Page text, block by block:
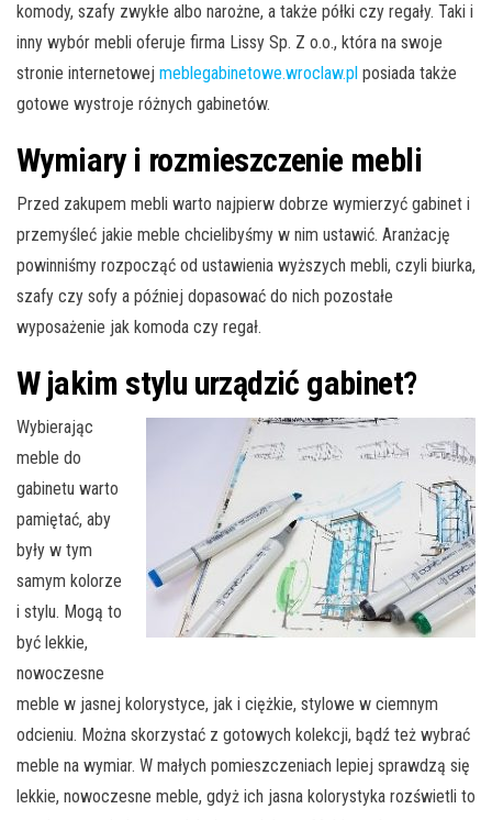
komody, szafy zwykłe albo narożne, a także półki czy regały. Taki i
inny wybór mebli oferuje firma Lissy Sp. Z o.o., która na swoje
stronie internetowej meblegabinetowe.wroclaw.pl posiada także
gotowe wystroje różnych gabinetów.
Wymiary i rozmieszczenie mebli
Przed zakupem mebli warto najpierw dobrze wymierzyć gabinet i
przemyśleć jakie meble chcielibyśmy w nim ustawić. Aranżację
powinniśmy rozpocząć od ustawienia wyższych mebli, czyli biurka,
szafy czy sofy a później dopasować do nich pozostałe
wyposażenie jak komoda czy regał.
W jakim stylu urządzić gabinet?
Wybierając
meble do
gabinetu warto
pamiętać, aby
były w tym
samym kolorze
i stylu. Mogą to
być lekkie,
nowoczesne
meble w jasnej kolorystyce, jak i ciężkie, stylowe w ciemnym
odcieniu. Można skorzystać z gotowych kolekcji, bądź też wybrać
meble na wymiar. W małych pomieszczeniach lepiej sprawdzą się
lekkie, nowoczesne meble, gdyż ich jasna kolorystyka rozświetli to